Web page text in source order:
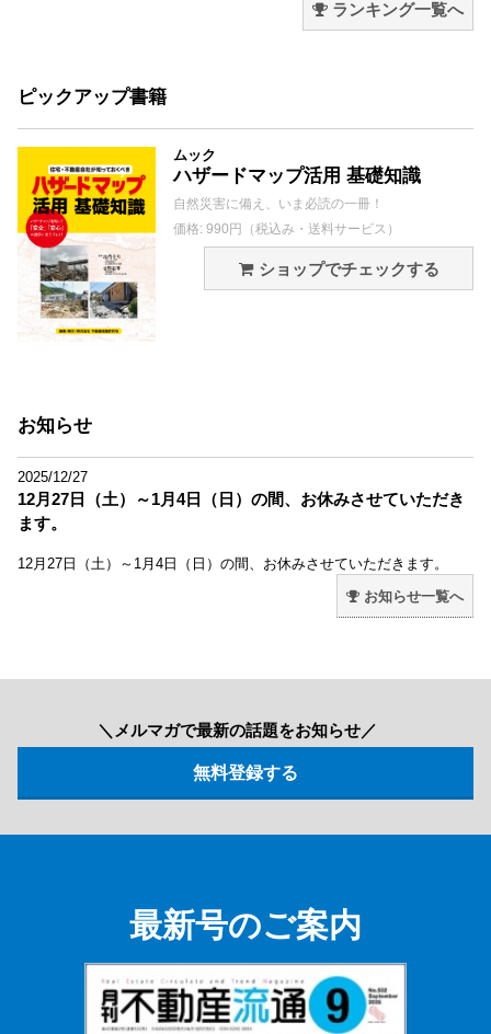
ランキング一覧へ
ピックアップ書籍
ムック
ハザードマップ活用 基礎知識
自然災害に備え、いま必読の一冊！
価格: 990円（税込み・送料サービス）
ショップでチェックする
お知らせ
2025/12/27
12月27日（土）～1月4日（日）の間、お休みさせていただき
ます。
12月27日（土）～1月4日（日）の間、お休みさせていただきます。
お知らせ一覧へ
＼メルマガで最新の話題をお知らせ／
最新号のご案内